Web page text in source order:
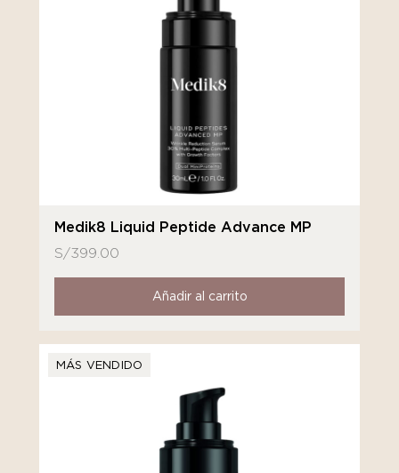
Medik8 Liquid Peptide Advance MP
S/399.00
Añadir al carrito
MÁS VENDIDO